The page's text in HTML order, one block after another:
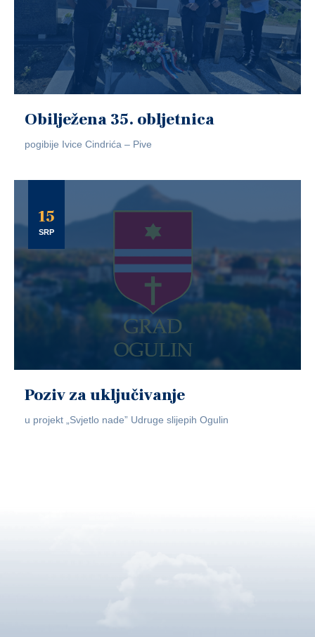
Obilježena 35. obljetnica
pogibije Ivice Cindrića – Pive
15
SRP
Poziv za uključivanje
u projekt „Svjetlo nade” Udruge slijepih Ogulin